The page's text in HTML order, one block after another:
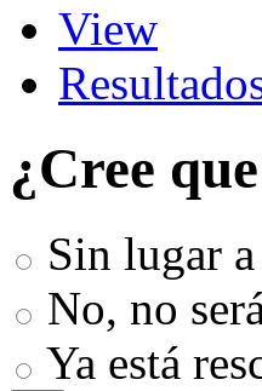
View
¿Cree
Sin lugar
No, no
Ya está